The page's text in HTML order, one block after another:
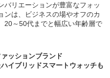
バリエーションが豊富なフォッ
ンは、ビジネスの場やオフのカ
20～50代までと幅広い年齢層で
ッションブランド
イブリッドスマートウォッチも